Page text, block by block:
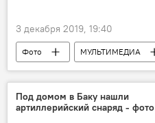
3 декабря 2019, 19:40
Фото МУЛЬТИМЕДИА
Культура
Новости мира
Под домом в Баку нашли
артиллерийский снаряд - фото